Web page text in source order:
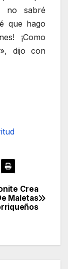
no sabré
que hago
¡Como
dijo con
Crea
Maletas